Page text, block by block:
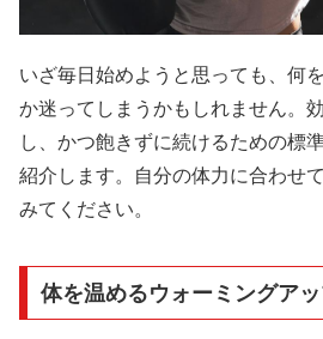
いざ毎日始めようと思っても、何
か迷ってしまうかもしれません。
し、かつ飽きずに続けるための標
紹介します。自分の体力に合わせ
みてください。
体を温めるウォーミングア